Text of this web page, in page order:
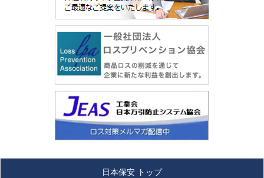
日本保安 トップ